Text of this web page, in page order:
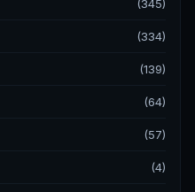
(345)
(334)
(139)
(64)
(57)
(4)